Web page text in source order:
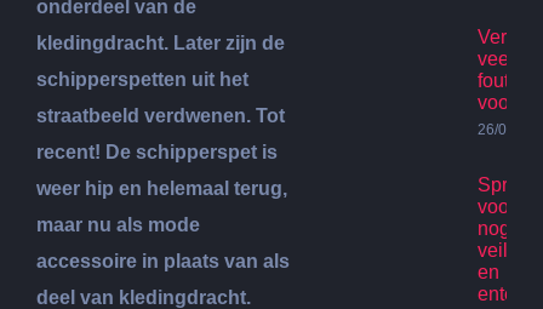
onderdeel van de
kledingdracht. Later zijn de
schipperspetten uit het
straatbeeld verdwenen. Tot
recent! De schipperspet is
weer hip en helemaal terug,
maar nu als mode
accessoire in plaats van als
deel van kledingdracht.
fouten
26/07/
voor
nog
veilig
en